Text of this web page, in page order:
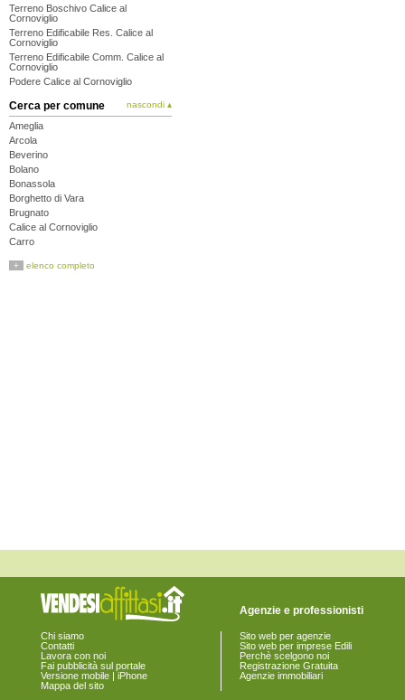
Terreno Boschivo Calice al
Cornoviglio
Terreno Edificabile Res. Calice al
Cornoviglio
Terreno Edificabile Comm. Calice al
Cornoviglio
Podere Calice al Cornoviglio
Cerca per comune nascondi ▴
Ameglia
Arcola
Beverino
Bolano
Bonassola
Borghetto di Vara
Brugnato
Calice al Cornoviglio
Carro
Castelnuovo Magra
+ elenco completo
Chi siamo
Contatti
Lavora con noi
Fai pubblicità sul portale
Versione mobile | iPhone
Mappa del sito
Agenzie e professionisti
Sito web per agenzie
Sito web per imprese Edili
Perchè scelgono noi
Registrazione Gratuita
Agenzie immobiliari